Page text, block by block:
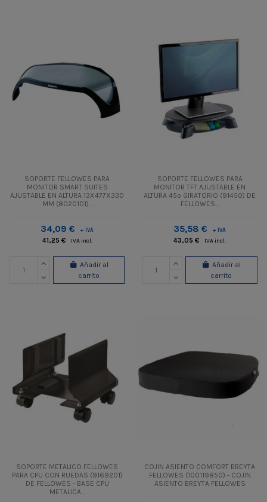
SOPORTE FELLOWES PARA
MONITOR SMART SUITES
AJUSTABLE EN ALTURA 13X477X330
MM (8020101)...
34,09 € + IVA
41,25 € IVA incl.
Añadir al
carrito
SOPORTE FELLOWES PARA
MONITOR TFT AJUSTABLE EN
ALTURA 45º GIRATORIO (91450) DE
FELLOWES...
35,58 € + IVA
43,05 € IVA incl.
Añadir al
carrito
SOPORTE METALICO FELLOWES
PARA CPU CON RUEDAS (9169201)
DE FELLOWES - BASE CPU
METALICA...
COJIN ASIENTO COMFORT BREYTA
FELLOWES (100119850) - COJIN
ASIENTO BREYTA FELLOWES